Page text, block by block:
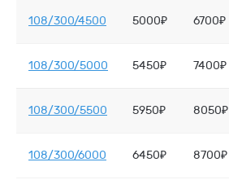
108/300/4500 5000₽ 6700₽
108/300/5000 5450₽ 7400₽
108/300/5500 5950₽ 8050₽
108/300/6000 6450₽ 8700₽